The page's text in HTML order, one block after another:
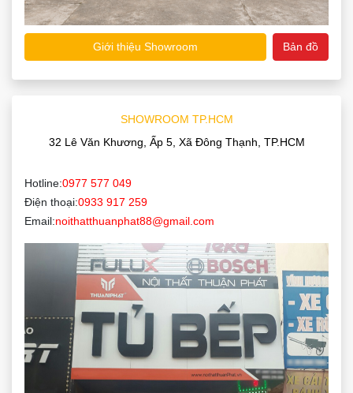
Giới thiệu Showroom Bản đồ
SHOWROOM TP.HCM
32 Lê Văn Khương, Ấp 5, Xã Đông Thạnh, TP.HCM
Hotline:0977 577 049
Điện thoại:0933 917 259
Email:noithatthuanphat88@gmail.com